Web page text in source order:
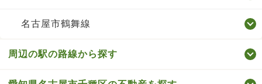
名古屋市鶴舞線
周辺の駅の路線から探す